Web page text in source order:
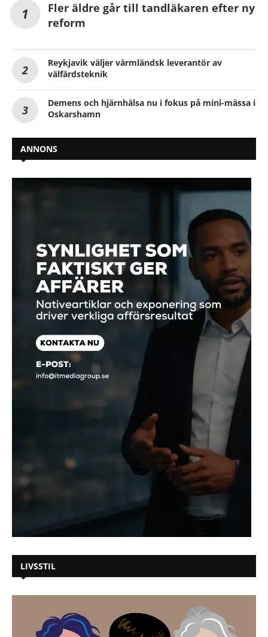
Fler äldre går till tandläkaren efter ny
reform
Reykjavik väljer värmländsk leverantör av
välfärdsteknik
Demens och hjärnhälsa nu i fokus på mini-mässa i
Oskarshamn
ANNONS
LIVSSTIL